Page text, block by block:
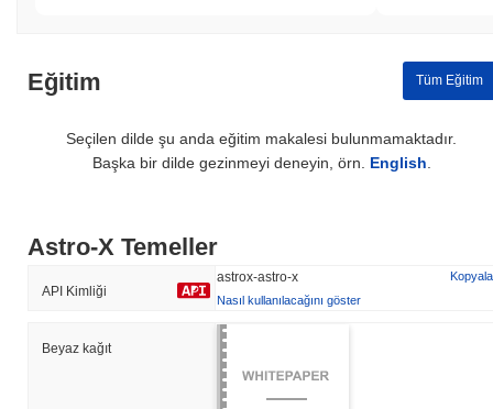
Eğitim Tüm Eğitim
Seçilen dilde şu anda eğitim makalesi bulunmamaktadır.
Başka bir dilde gezinmeyi deneyin, örn. English
Astro-X Temeller
API Kimliği
astrox-astro-x
Kopyala
Nasıl kullanılacağını göster
Beyaz kağıt